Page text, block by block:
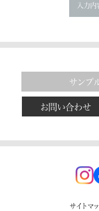
サンプ
お問い合わせ
サイトマ